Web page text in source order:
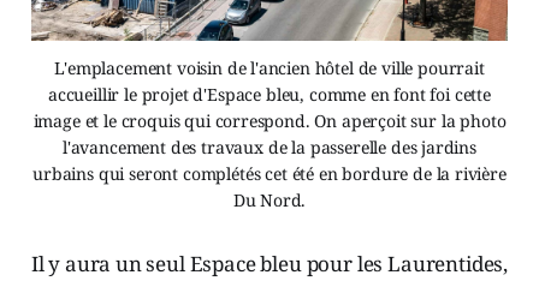
L'emplacement voisin de l'ancien hôtel de ville pourrait
accueillir le projet d'Espace bleu, comme en font foi cette
image et le croquis qui correspond. On aperçoit sur la photo
l'avancement des travaux de la passerelle des jardins
urbains qui seront complétés cet été en bordure de la rivière
Du Nord.
Il y aura un seul Espace bleu pour les Laurentides,